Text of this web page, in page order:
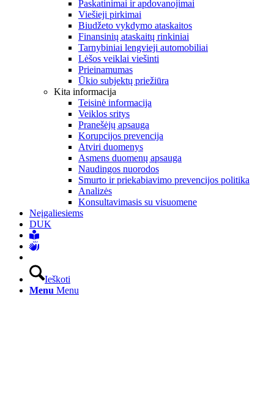
Paskatinimai ir apdovanojimai
Viešieji pirkimai
Biudžeto vykdymo ataskaitos
Finansinių ataskaitų rinkiniai
Tarnybiniai lengvieji automobiliai
Lėšos veiklai viešinti
Prieinamumas
Ūkio subjektų priežiūra
Kita informacija
Teisinė informacija
Veiklos sritys
Pranešėjų apsauga
Korupcijos prevencija
Atviri duomenys
Asmens duomenų apsauga
Naudingos nuorodos
Smurto ir priekabiavimo prevencijos politika
Analizės
Konsultavimasis su visuomene
Neįgaliesiems
DUK
Ieškoti
Menu Menu